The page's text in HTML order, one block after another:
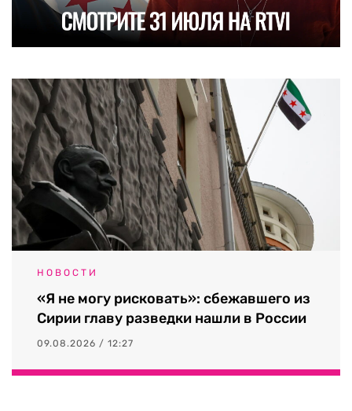
НОВОСТИ
«Я не могу рисковать»: сбежавшего из
Сирии главу разведки нашли в России
09.08.2026 / 12:27